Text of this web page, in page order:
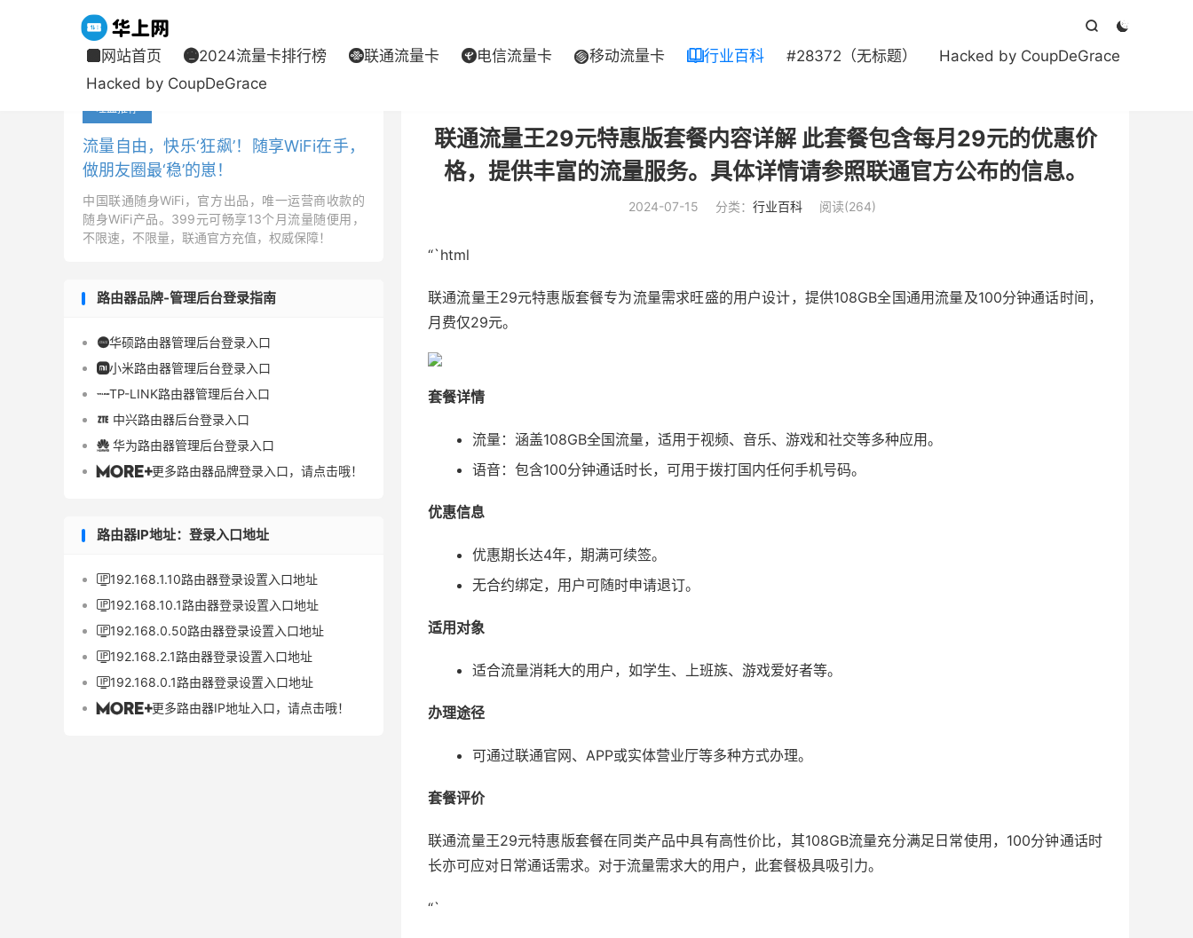


 网站首页 2024流量卡排行榜 联通流量卡 电信流量卡 移动流量卡 行业百科 #28372（无标题）
Hacked by CoupDeGrace
Hacked by CoupDeGrace
当前位置：华上网  行业百科  正文
联通流量王29元特惠版套餐内容详解 此套餐包含每月29元的优惠价
格，提供丰富的流量服务。具体详情请参照联通官方公布的信息。
2024-07-15 分类： 行业百科 阅读(264)
“`html
联通流量王29元特惠版套餐专为流量需求旺盛的用户设计，提供108GB全国通用流量及100分钟通话时间，
月费仅29元。
套餐详情
流量：涵盖108GB全国流量，适用于视频、音乐、游戏和社交等多种应用。
语音：包含100分钟通话时长，可用于拨打国内任何手机号码。
优惠信息
优惠期长达4年，期满可续签。
无合约绑定，用户可随时申请退订。
适用对象
适合流量消耗大的用户，如学生、上班族、游戏爱好者等。
办理途径
可通过联通官网、APP或实体营业厅等多种方式办理。
套餐评价
联通流量王29元特惠版套餐在同类产品中具有高性价比，其108GB流量充分满足日常使用，100分钟通话时
长亦可应对日常通话需求。对于流量需求大的用户，此套餐极具吸引力。
“`
吐血推荐
流量自由，快乐‘狂飙’！随享WiFi在手，
做朋友圈最‘稳’的崽！
中国联通随身WiFi，官方出品，唯一运营商收款的
随身WiFi产品。399元可畅享13个月流量随便用，
不限速，不限量，联通官方充值，权威保障！
路由器品牌-管理后台登录指南
华硕路由器管理后台登录入口
小米路由器管理后台登录入口
TP-LINK路由器管理后台入口
 中兴路由器后台登录入口
 华为路由器管理后台登录入口
更多路由器品牌登录入口，请点击哦！
路由器IP地址：登录入口地址
192.168.1.10路由器登录设置入口地址
192.168.10.1路由器登录设置入口地址
192.168.0.50路由器登录设置入口地址
192.168.2.1路由器登录设置入口地址
192.168.0.1路由器登录设置入口地址
更多路由器IP地址入口，请点击哦！